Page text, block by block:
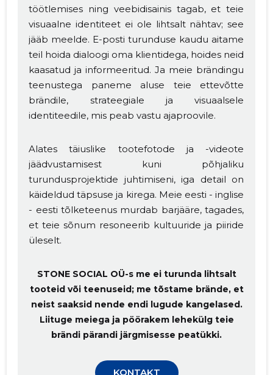
töötlemises ning veebidisainis tagab, et teie
visuaalne identiteet ei ole lihtsalt nähtav; see
jääb meelde. E-posti turunduse kaudu aitame
teil hoida dialoogi oma klientidega, hoides neid
kaasatud ja informeeritud. Ja meie brändingu
teenustega paneme aluse teie ettevõtte
brändile, strateegiale ja visuaalsele
identiteedile, mis peab vastu ajaproovile.
Alates täiuslike tootefotode ja -videote
jäädvustamisest kuni põhjaliku
turundusprojektide juhtimiseni, iga detail on
käideldud täpsuse ja kirega. Meie eesti - inglise
- eesti tõlketeenus murdab barjääre, tagades,
et teie sõnum resoneerib kultuuride ja piiride
üleselt.
STONE SOCIAL OÜ-s me ei turunda lihtsalt
tooteid või teenuseid; me tõstame brände, et
neist saaksid nende endi lugude kangelased.
Liituge meiega ja pöörakem lehekülg teie
brändi pärandi järgmisesse peatükki.
KONTAKT